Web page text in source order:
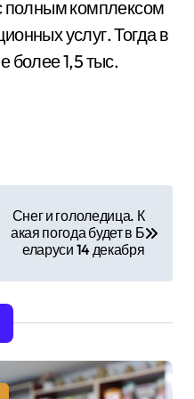
полным комплексом
услуг. Тогда в
более 1,5 тыс.
Снег и гололедица. К
акая погода будет в Б
еларуси 14 декабря